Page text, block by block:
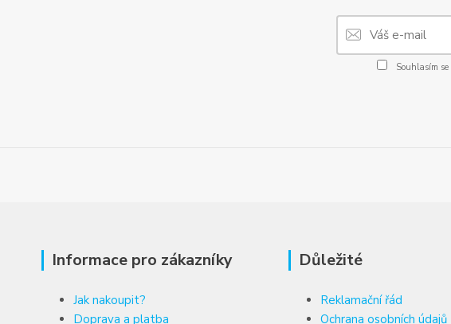
Souhlasím se
Informace pro zákazníky
Jak nakoupit?
Doprava a platba
Důležité
Reklamační řád
Ochrana osobních údajů